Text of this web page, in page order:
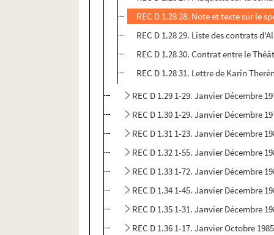
REC D 1.28 28. Note et texte sur le
REC D 1.28 29. Liste des contrats
REC D 1.28 30. Contrat entre le
REC D 1.28 31. Lettre de Karin
REC D 1.29 1-29. Janvier Décembre
REC D 1.30 1-29. Janvier Décembre
REC D 1.31 1-23. Janvier Décembre
REC D 1.32 1-55. Janvier Décembre
REC D 1.33 1-72. Janvier Décembre
REC D 1.34 1-45. Janvier Décembre
REC D 1.35 1-31. Janvier Décembre
REC D 1.36 1-17. Janvier Octobre 1985